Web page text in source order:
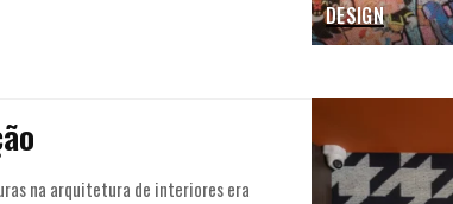
DESIGN
na arquitetura de interiores era